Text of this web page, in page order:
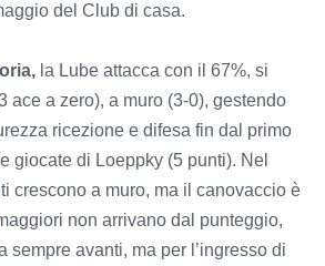
del Club di casa.
la Lube attacca con il 67%, si
ace a zero), a muro (3-0), gestendo
ricezione e difesa fin dal primo
giocate di Loeppky (5 punti). Nel
crescono a muro, ma il canovaccio è
non arrivano dal punteggio,
sempre avanti, ma per l’ingresso di